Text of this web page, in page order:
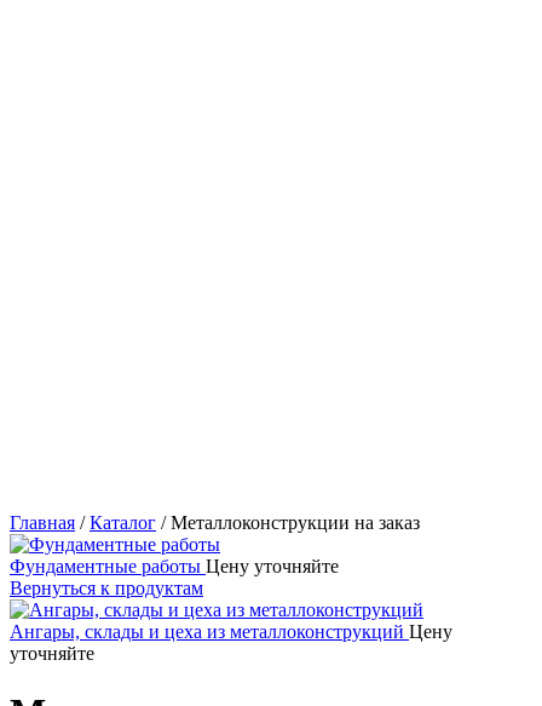
Главная /Каталог /Металлоконструкции на заказ
Фундаментные работы Цену уточняйте
Вернуться к продуктам
Ангары, склады и цеха из металлоконструкций Цену
уточняйте